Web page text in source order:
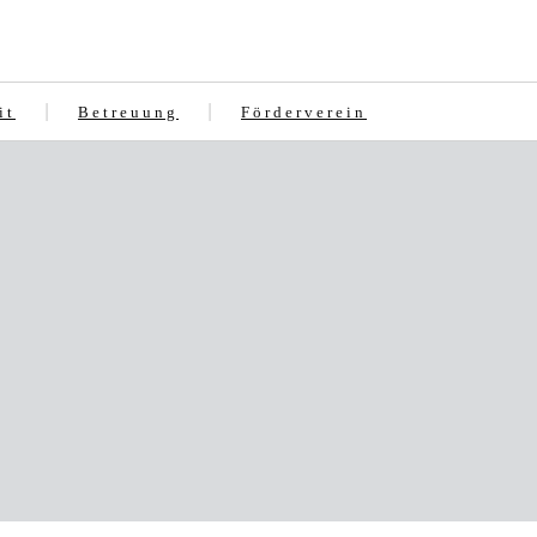
Betreuung Förderverein